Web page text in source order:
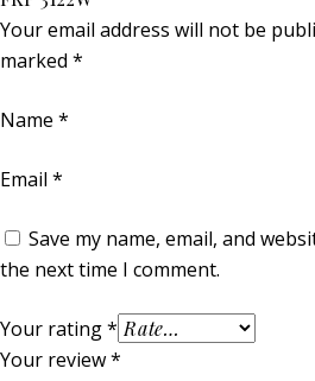
Your email address will not be
marked *
Name *
Email *
Save my name, email, and
the next time I comment.
Your rating*
Your review*